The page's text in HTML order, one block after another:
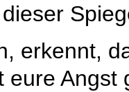
erkennt,
eure Angst